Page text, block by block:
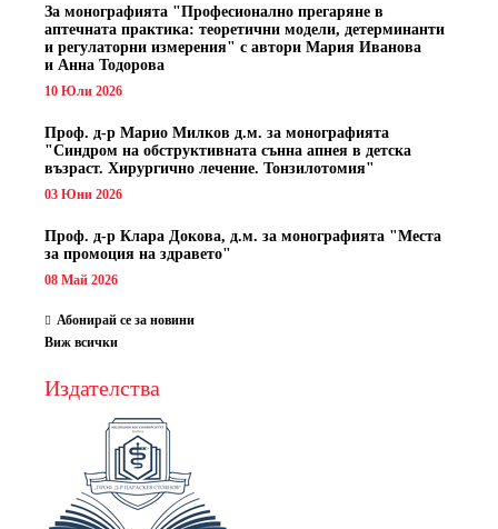
За монографията "Професионално прегаряне в
аптечната практика: теоретични модели, детерминанти
и регулаторни измерения" с автори Мария Иванова
и Анна Тодорова
10 Юли 2026
Проф. д-р Марио Милков д.м. за монографията
"Синдром на обструктивната сънна апнея в детска
възраст. Хирургично лечение. Тонзилотомия"
03 Юни 2026
Проф. д-р Клара Докова, д.м. за монографията "Места
за промоция на здравето"
08 Май 2026
Абонирай се за новини
Виж всички
Издателства